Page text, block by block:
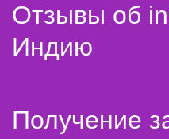
Отзывы об
Индию
Получение